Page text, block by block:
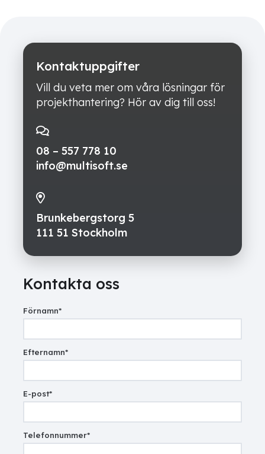
Kontaktuppgifter
Vill du veta mer om våra lösningar för
projekthantering? Hör av dig till oss!
08 – 557 778 10
info@multisoft.se
Brunkebergstorg 5
111 51 Stockholm
Kontakta oss
Förnamn*
Efternamn*
E-post*
Telefonnummer*